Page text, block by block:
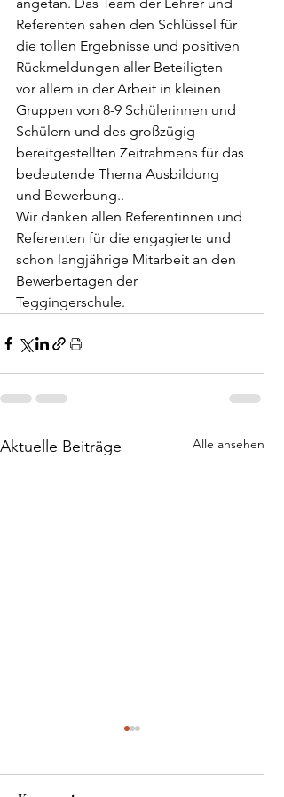
angetan. Das Team der Lehrer und
Referenten sahen den Schlüssel für
die tollen Ergebnisse und positiven
Rückmeldungen aller Beteiligten
vor allem in der Arbeit in kleinen
Gruppen von 8-9 Schülerinnen und
Schülern und des großzügig
bereitgestellten Zeitrahmens für das
bedeutende Thema Ausbildung
und Bewerbung..
Wir danken allen Referentinnen und
Referenten für die engagierte und
schon langjährige Mitarbeit an den
Bewerbertagen der
Teggingerschule.
Aktuelle Beiträge Alle ansehen